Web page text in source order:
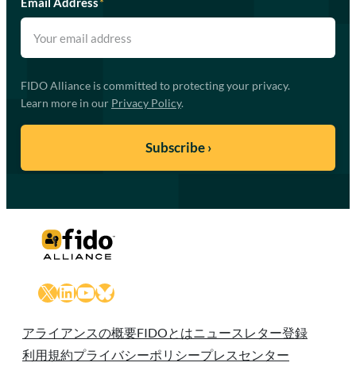
FIDO Alliance is committed to protecting your privacy.
Learn more in our Privacy Policy.
X LinkedIn
YouTube
Bluesky
アライアンスの概要FIDOとは ニュースレター登録
利用規約プライバシーポリシープレスセンター